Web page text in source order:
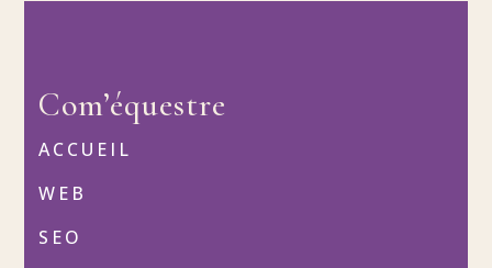
Com’équestre
ACCUEIL
WEB
SEO